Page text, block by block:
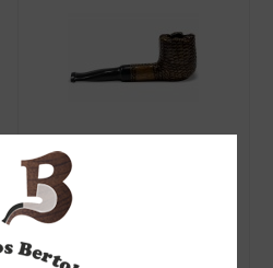
Rústico Natural com Filtro